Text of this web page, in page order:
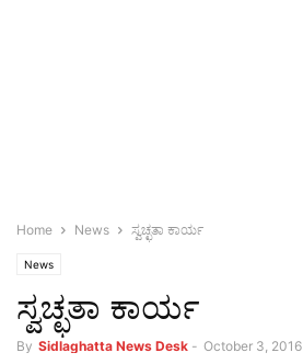
Home News ಸ್ವಚ್ಛತಾ ಕಾರ್ಯ
News
ಸ್ವಚ್ಛತಾ ಕಾರ್ಯ
By Sidlaghatta News Desk - October 3, 2016